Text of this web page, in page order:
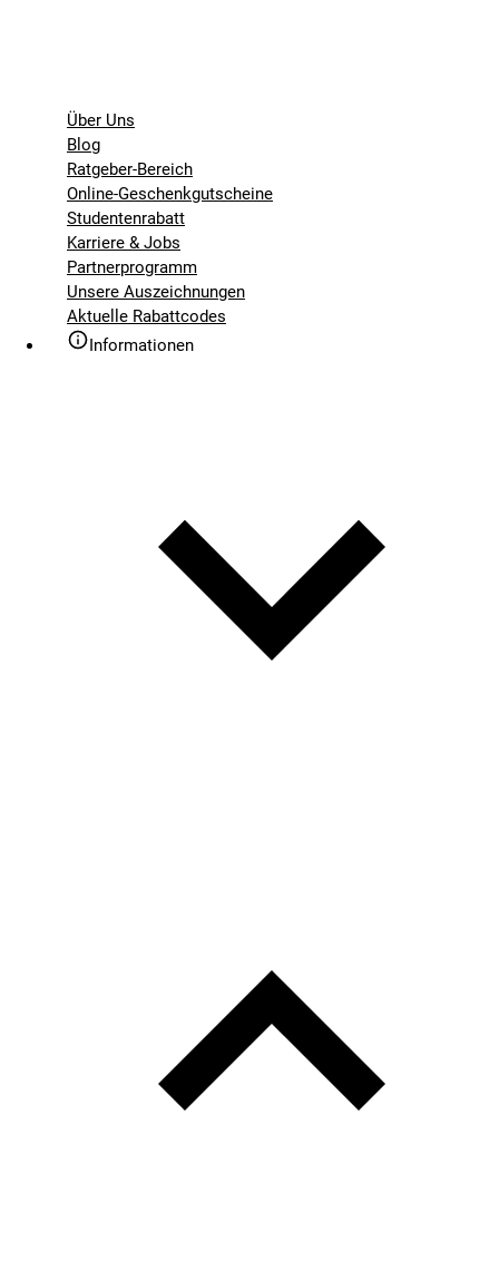
Über Uns
Blog
Ratgeber-Bereich
Online-Geschenkgutscheine
Studentenrabatt
Karriere & Jobs
Partnerprogramm
Unsere Auszeichnungen
Aktuelle Rabattcodes
Informationen